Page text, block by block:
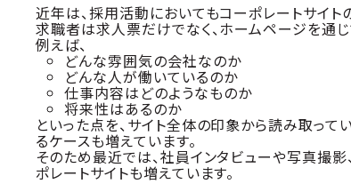
近年は、採用活動においてもコーポレートサイト
求職者は求人票だけでなく、ホームページを通じ
例えば、
どんな雰囲気の会社なのか
どんな人が働いているのか
仕事内容はどのようなものか
将来性はあるのか
といった点を、サイト全体の印象から読み取っ
るケースも増えています。
そのため最近では、社員インタビューや写真撮
ポレートサイトも増えています。